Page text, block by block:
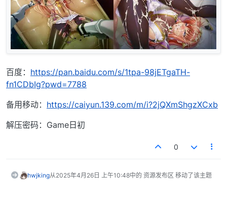
百度： https://pan.baidu.com/s/1tpa-98jETgaTH-
fn1CDbIg?pwd=7788
备用移动： https://caiyun.139.com/m/i?2jQXmShgzXCxb
解压密码：Game日初
0
hwjking从2025年4月26日 上午10:48中的 资源发布区 移动了该主题